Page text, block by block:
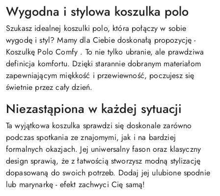
Wygodna i stylowa koszulka polo
Szukasz idealnej koszulki polo, która połączy w sobie
wygodę i styl? Mamy dla Ciebie doskonałą propozycję -
Koszulkę Polo Comfy . To nie tylko ubranie, ale prawdziwa
definicja komfortu. Dzięki starannie dobranym materiałom
zapewniającym miękkość i przewiewność, poczujesz się
świetnie przez cały dzień.
Niezastąpiona w każdej sytuacji
Ta wyjątkowa koszulka sprawdzi się doskonale zarówno
podczas spotkania ze znajomymi, jak i na bardziej
formalnych okazjach. Jej uniwersalny fason oraz klasyczny
design sprawią, że z łatwością stworzysz modną stylizację
dopasowaną do swoich potrzeb. Dodaj jej ulubione spodnie
lub marynarkę - efekt zachwyci Cię samą!